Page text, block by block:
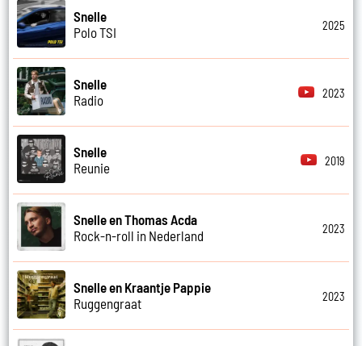
Snelle
Polo TSI
2025
Snelle
Radio
2023
Snelle
Reunie
2019
Snelle en Thomas Acda
Rock-n-roll in Nederland
2023
Snelle en Kraantje Pappie
Ruggengraat
2023